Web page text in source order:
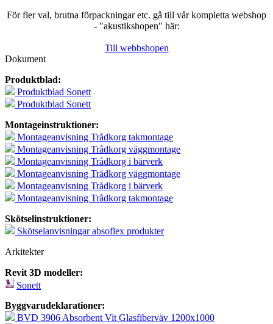
För fler val, brutna förpackningar etc. gå till vår kompletta webshop
- "akustikshopen" här:
Till webbshopen
Dokument
Produktblad:
Produktblad Sonett
Produktblad Sonett
Montageinstruktioner:
Montageanvisning Trådkorg takmontage
Montageanvisning Trådkorg väggmontage
Montageanvisning Trådkorg i bärverk
Montageanvisning Trådkorg väggmontage
Montageanvisning Trådkorg i bärverk
Montageanvisning Trådkorg takmontage
Skötselinstruktioner:
Skötselanvisningar absoflex produkter
Arkitekter
Revit 3D modeller:
Sonett
Byggvarudeklarationer:
BVD 3906 Absorbent Vit Glasfiberväv 1200x1000